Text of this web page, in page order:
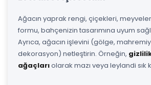
Ağacın yaprak rengi, çiçekleri,
formu, bahçenizin tasarımına uyum
Ayrıca, ağacın işlevini (gölge,
dekorasyon) netleştirin. Örneğin,
ağaçlarıolarak mazı veya leylandi sık